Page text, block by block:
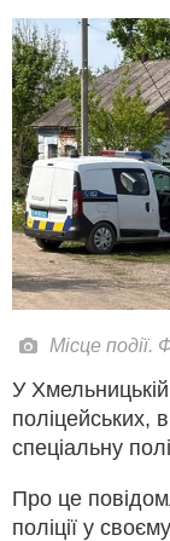
Місце події.
У
поліцейських,
спеціальну
Про це
поліції у